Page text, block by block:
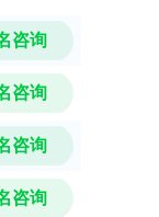
咨询
咨询
咨询
咨询